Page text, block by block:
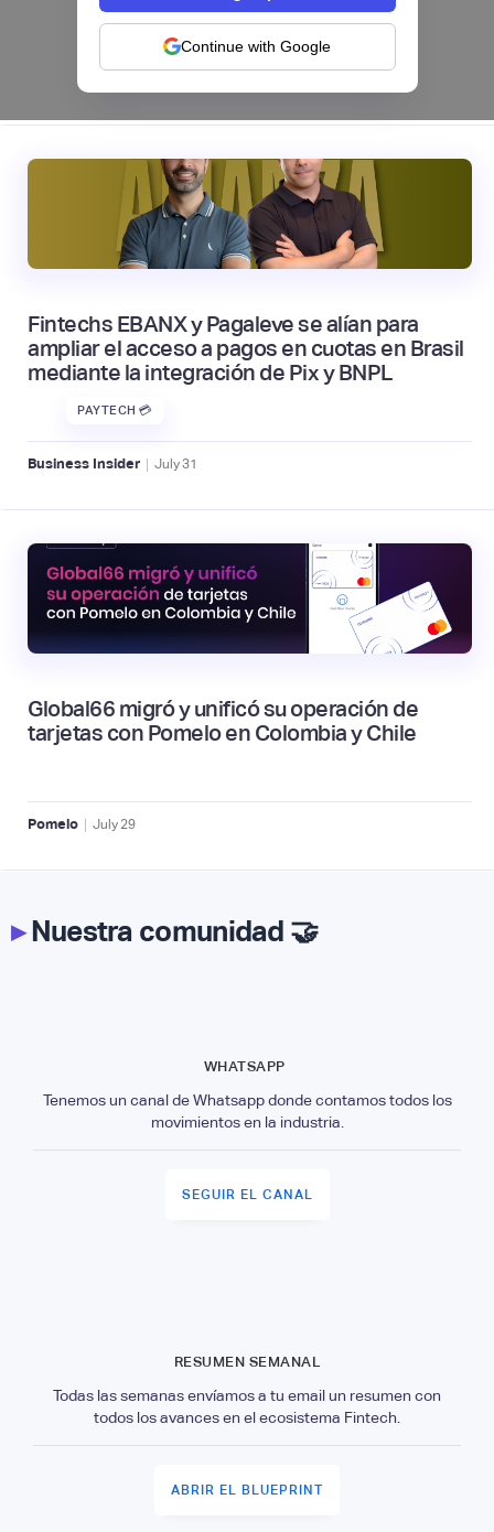
Continue with Google
NEOBANCOS 📲
Fintechs EBANX y Pagaleve se alían para
ampliar el acceso a pagos en cuotas en Brasil
mediante la integración de Pix y BNPL
PAYTECH 💳
Business Insider | July31
Global66 migró y unificó su operación de
tarjetas con Pomelo en Colombia y Chile
Pomelo | July 29
▸Nuestra comunidad 🤝
WHATSAPP
Tenemos un canal de Whatsapp donde contamos todos los
movimientos en la industria.
SEGUIR EL CANAL
RESUMEN SEMANAL
Todas las semanas envíamos a tu email un resumen con
todos los avances en el ecosistema Fintech.
ABRIR EL BLUEPRINT